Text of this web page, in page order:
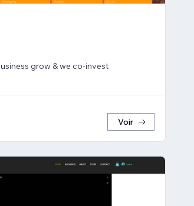
grow & we co-invest
Voir